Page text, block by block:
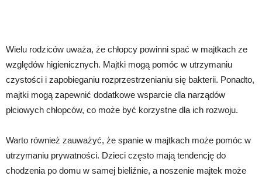
Wielu rodziców uważa, że chłopcy powinni spać w majtkach ze
względów higienicznych. Majtki mogą pomóc w utrzymaniu
czystości i zapobieganiu rozprzestrzenianiu się bakterii. Ponadto,
majtki mogą zapewnić dodatkowe wsparcie dla narządów
płciowych chłopców, co może być korzystne dla ich rozwoju.
Warto również zauważyć, że spanie w majtkach może pomóc w
utrzymaniu prywatności. Dzieci często mają tendencję do
chodzenia po domu w samej bieliźnie, a noszenie majtek może